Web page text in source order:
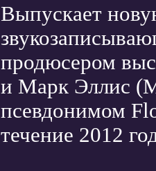
Выпускает
продюсером
и Марк Эллис
псевдонимом
течение 2012